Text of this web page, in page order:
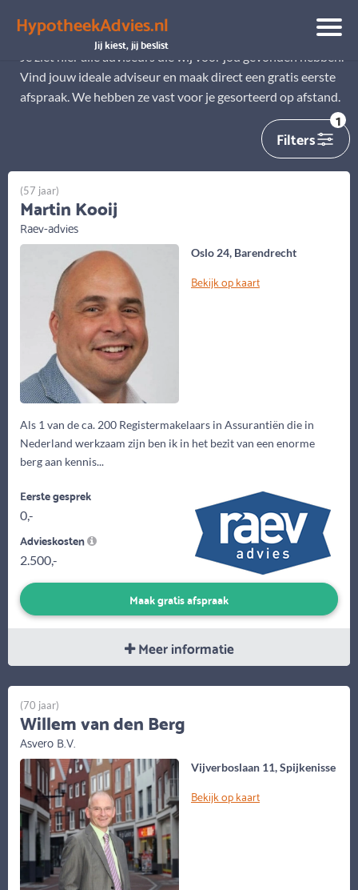
HypotheekAdvies.nl
Jij kiest, jij beslist
Alle adviseurs
Je ziet hier alle adviseurs die wij voor jou gevonden hebben.
Vind jouw ideale adviseur en maak direct een gratis eerste
afspraak. We hebben ze vast voor je gesorteerd op afstand.
Filters
1
Oslo 24, Barendrecht
Bekijk op kaart
Als 1 van de ca. 200 Registermakelaars in Assurantiën die in
Nederland werkzaam zijn ben ik in het bezit van een enorme
berg aan kennis...
(57 jaar)
Martin Kooij
Raev-advies
Eerste gesprek
0,-
Advieskosten
2.500,-
Maak gratis afspraak
Meer informatie
Vijverboslaan 11, Spijkenisse
Bekijk op kaart
(70 jaar)
Willem van den Berg
Asvero B.V.